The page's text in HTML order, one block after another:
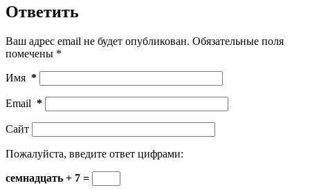
Ответить
Ваш адрес email не будет опубликован. Обязательные поля
помечены *
Имя *
Email *
Сайт
Пожалуйста, введите ответ цифрами:
семнадцать + 7 =